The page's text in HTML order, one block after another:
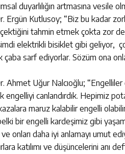
duyarlılığın artmasına vesile
Ergün Kutlusoy; “Biz bu kadar
çektiğini tahmin etmek çokta zor
elektrikli bisiklet gibi geliyor,
çaba sarf ediyorlar. Sözüm ona
Ahmet Uğur Nalcıoğlu;
canlandırdık. Hepimiz
maruz kalabilir engelli
bir engelli kardeşimiz gibi
onları daha iyi anlamayı umut
katılımı ve düşüncelerini anı